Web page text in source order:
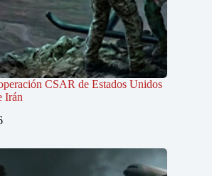
CSAR de Estados Unidos
Irán